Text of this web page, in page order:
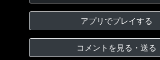
アプリでプレイする
コメントを見る・送る